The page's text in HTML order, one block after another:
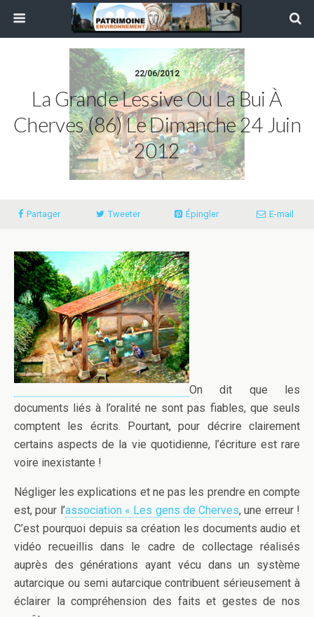
22/06/2012
La Grande Lessive Ou La Bui À
Cherves (86) Le Dimanche 24 Juin
2012
Partager Tweeter Épingler E-mail
On dit que les
documents liés à l’oralité ne sont pas fiables, que seuls
comptent les écrits. Pourtant, pour décrire clairement
certains aspects de la vie quotidienne, l’écriture est rare
voire inexistante !
Négliger les explications et ne pas les prendre en compte
est, pour l’association « Les gens de Cherves, une erreur !
C’est pourquoi depuis sa création les documents audio et
vidéo recueillis dans le cadre de collectage réalisés
auprès des générations ayant vécu dans un système
autarcique ou semi autarcique contribuent sérieusement à
éclairer la compréhension des faits et gestes de nos